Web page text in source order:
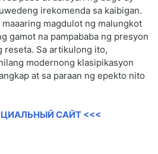
irekomenda sa kaibigan.
magdulot ng malungkot
gamot na pampababa ng presyon
reseta. Sa artikulong ito,
modernong klasipikasyon
at sa paraan ng epekto nito
САЙТ <<<